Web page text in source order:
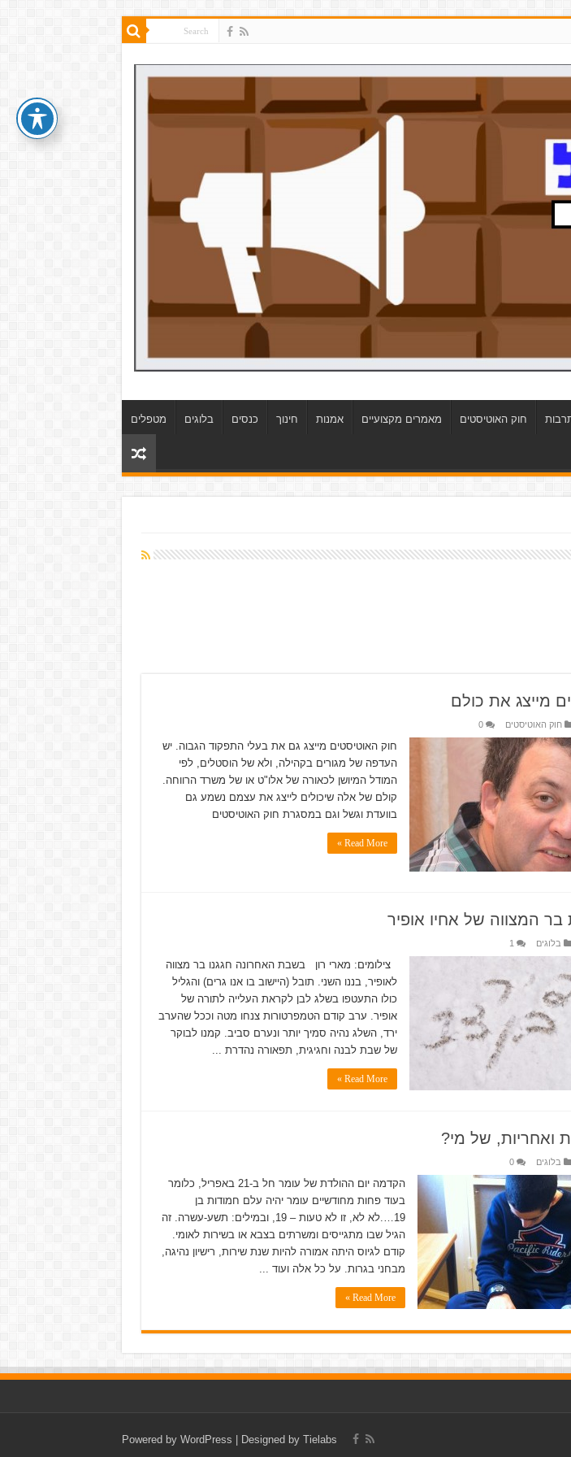
חוק האוטיסטים מאמרים מקצועיים אמנות חינוך כנסים בלוגים מטפלים
מייצג את כולם
חוק האוטיסטים 0
חוק האוטיסטים מייצג גם את בעלי התפקוד הגבוה. יש
העדפה של מגורים בקהילה, ולא של הוסטלים, לפי
המודל המיושן לכאורה של אלו"ט או של משרד הרווחה.
קולם של אלה שיכולים לייצג את עצמם נשמע גם
בוועדת וגשל וגם במסגרת חוק האוטיסטים
Read More »
בר המצווה של אחיו אופיר
בלוגים 1
צילומים: מארי רון בשבת האחרונה חגגנו בר מצווה
לאופיר, בננו השני. תובל (היישוב בו אנו גרים) והגליל
כולו התעטפו בשלג לבן לקראת העלייה לתורה של
אופיר. ערב קודם הטמפרטורות צנחו מטה וככל שהערב
ירד, השלג נהיה סמיך יותר ונערם סביב. קמנו לבוקר
של שבת לבנה וחגיגית, תפאורה נהדרת ...
Read More »
בלוגים 0
הקדמה יום ההולדת של עומר חל ב-21 באפריל, כלומר
בעוד פחות מחודשיים עומר יהיה עלם חמודות בן
19….לא לא, זו לא טעות – 19, ובמילים: תשע-עשרה. זה
הגיל שבו מתגייסים ומשרתים בצבא או בשירות לאומי.
קודם לגיוס היתה אמורה להיות שנת שירות, רישיון נהיגה,
מבחני בגרות. על כל אלה ועוד ...
Read More »
Powered by WordPress | Designed by Tielabs